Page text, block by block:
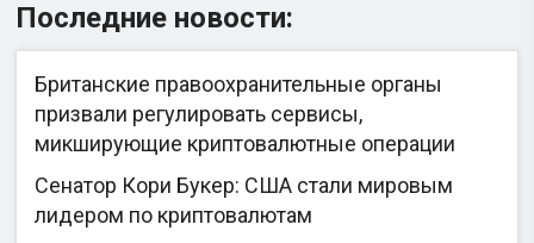
Последние новости:
Британские правоохранительные органы
призвали регулировать сервисы,
микширующие криптовалютные операции
Сенатор Кори Букер: США стали мировым
лидером по криптовалютам